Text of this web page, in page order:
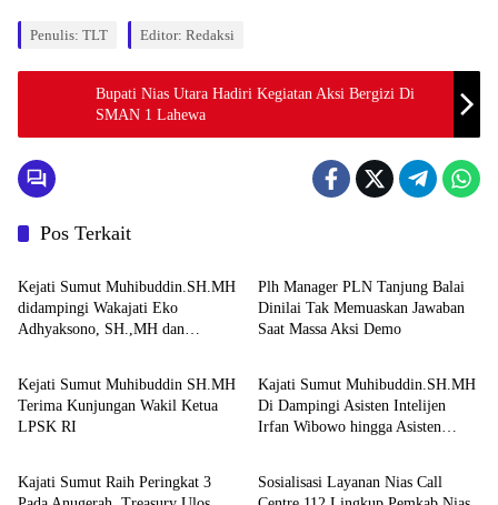
Penulis: TLT Editor: Redaksi
Bupati Nias Utara Hadiri Kegiatan Aksi Bergizi Di
SMAN 1 Lahewa
Pos Terkait
Berita
Kejati Sumut Muhibuddin.SH.MH
didampingi Wakajati Eko
Adhyaksono, SH.,MH dan
Kejari Medan
Plh Manager PLN Tanjung Balai
Dinilai Tak Memuaskan Jawaban
Saat Massa Aksi Demo
Berita
Kejati Sumut Muhibuddin SH.MH
Terima Kunjungan Wakil Ketua
LPSK RI
Berita
Kajati Sumut Muhibuddin.SH.MH
Di Dampingi Asisten Intelijen
Irfan Wibowo hingga Asisten
Berita
Kajati Sumut Raih Peringkat 3
Berita
Sosialisasi Layanan Nias Call